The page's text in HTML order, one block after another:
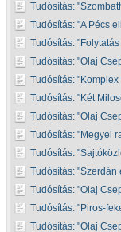
Tudósítás:
Tudósítás: A Pécs
Tudósítás:
Tudósítás: Olaj
Tudósítás:
Tudósítás:
Két
Tudósítás: Olaj
Tudósítás:
Megyei
Tudósítás:
Tudósítás: Szerdán
Tudósítás: Olaj
Tudósítás:
Piros-
Tudósítás: Olaj